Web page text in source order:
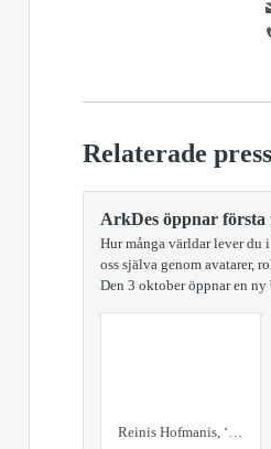
Relaterade
ArkDes öppnar första
Hur många världar lever
oss själva genom avatarer,
Den 3 oktober öppnar en
Reinis Hofmanis, ‘Britta Hoyer as Youa the Manwolf’, ‘LARP’ series, 2011. Courtesy of ArkDes.